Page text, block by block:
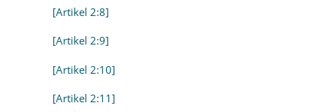
[Artikel 2:8]
[Artikel 2:9]
[Artikel 2:10]
[Artikel 2:11]